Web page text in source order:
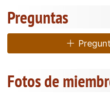
Preguntas
Fotos de